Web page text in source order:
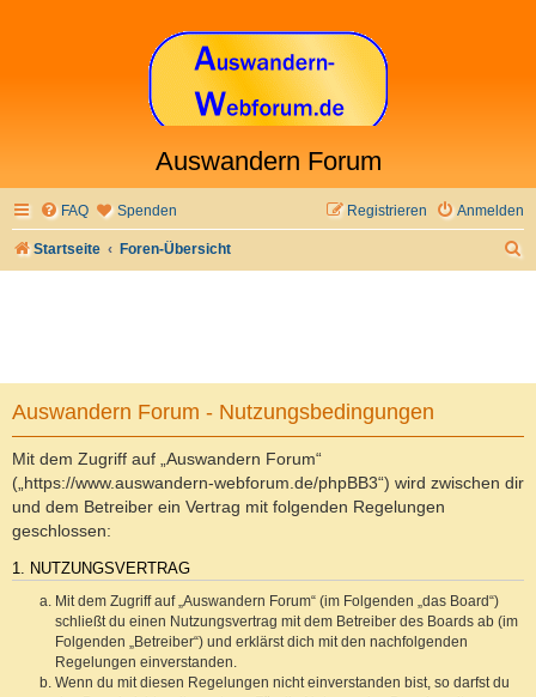
Auswandern Forum
FAQ Spenden Anmelden
Registrieren
Startseite Foren-Übersicht
Auswandern Forum - Nutzungsbedingungen
Mit dem Zugriff auf „Auswandern Forum“
(„https://www.auswandern-webforum.de/phpBB3“) wird zwischen dir
und dem Betreiber ein Vertrag mit folgenden Regelungen
geschlossen:
1. NUTZUNGSVERTRAG
Mit dem Zugriff auf „Auswandern Forum“ (im Folgenden „das Board“)
schließt du einen Nutzungsvertrag mit dem Betreiber des Boards ab (im
Folgenden „Betreiber“) und erklärst dich mit den nachfolgenden
Regelungen einverstanden.
Wenn du mit diesen Regelungen nicht einverstanden bist, so darfst du